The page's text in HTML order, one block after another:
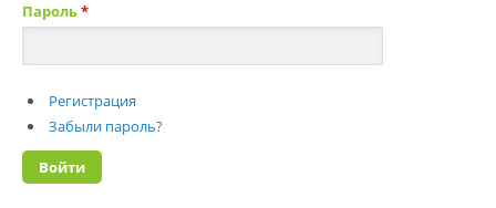
Пароль*
Регистрация
Забыли пароль?